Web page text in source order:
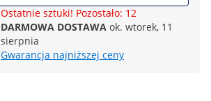
Ostatnie sztuki! Pozostało: 12
DARMOWA DOSTAWA ok. wtorek, 11
sierpnia
Gwarancja najniższej ceny